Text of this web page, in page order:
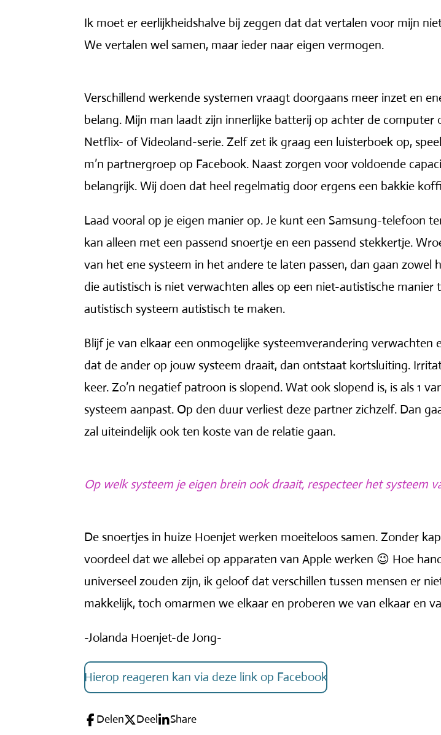
Ik moet er eerlijkheidshalve bij zeggen dat dat vertalen voor mijn
We vertalen wel samen, maar ieder naar eigen vermogen.
Verschillend werkende systemen vraagt doorgaans meer inzet en
belang. Mijn man laadt zijn innerlijke batterij op achter de computer
Netflix- of Videoland-serie. Zelf zet ik graag een luisterboek op,
m’n partnergroep op Facebook. Naast zorgen voor voldoende
belangrijk. Wij doen dat heel regelmatig door ergens een bakkie
Laad vooral op je eigen manier op. Je kunt een Samsung-telefoon
kan alleen met een passend snoertje en een passend stekkertje.
van het ene systeem in het andere te laten passen, dan gaan
die autistisch is niet verwachten alles op een niet-autistische
autistisch systeem autistisch te maken.
Blijf je van elkaar een onmogelijke systeemverandering
dat de ander op jouw systeem draait, dan ontstaat kortsluiting.
keer. Zo’n negatief patroon is slopend. Wat ook slopend is, is als 1
systeem aanpast. Op den duur verliest deze partner zichzelf. Dan
zal uiteindelijk ook ten koste van de relatie gaan.
Op welk systeem je eigen brein ook draait, respecteer het systeem
De snoertjes in huize Hoenjet werken moeiteloos samen. Zonder
voordeel dat we allebei op apparaten van Apple werken 😉 Hoe
universeel zouden zijn, ik geloof dat verschillen tussen mensen er
makkelijk, toch omarmen we elkaar en proberen we van elkaar en
-Jolanda Hoenjet-de Jong-
Hierop reageren kan via deze link op Facebook
Delen Deel Share